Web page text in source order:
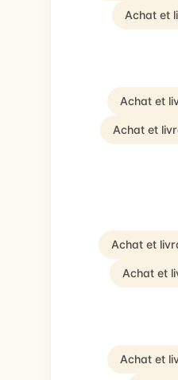
Achat et
Achat et
Achat et
Achat et
Achat et
Achat et